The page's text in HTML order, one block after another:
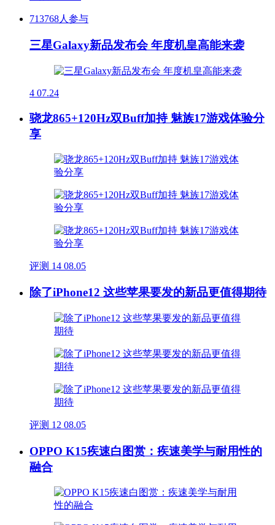
713768人参与
三星Galaxy新品发布会 年度机皇高能来袭
4 07.24
骁龙865+120Hz双Buff加持 魅族17游戏体验分
享
评测 14 08.05
除了iPhone12 这些苹果要发的新品更值得期待
评测 12 08.05
OPPO K15疾速白图赏：疾速美学与耐用性的
融合